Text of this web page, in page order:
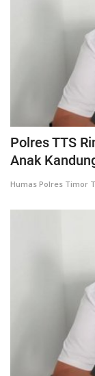
Polres TTS
Anak
Humas Polres Timor